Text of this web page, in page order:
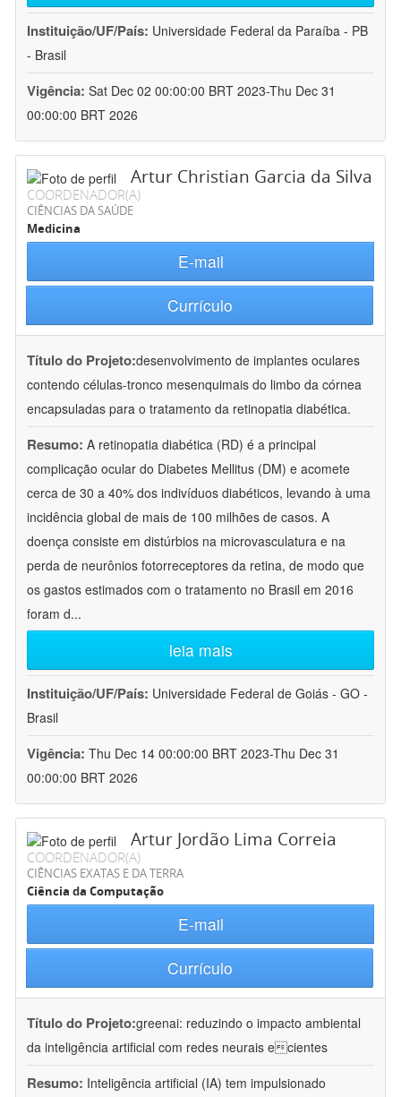
Instituição/UF/País: Universidade Federal da Paraíba - PB
- Brasil
Vigência: Sat Dec 02 00:00:00 BRT 2023-Thu Dec 31
00:00:00 BRT 2026
Artur Christian Garcia da Silva
COORDENADOR(A)
CIÊNCIAS DA SAÚDE
Medicina
E-mail
Currículo
Título do Projeto:desenvolvimento de implantes oculares
contendo células-tronco mesenquimais do limbo da córnea
encapsuladas para o tratamento da retinopatia diabética.
Resumo: A retinopatia diabética (RD) é a principal
complicação ocular do Diabetes Mellitus (DM) e acomete
cerca de 30 a 40% dos indivíduos diabéticos, levando à uma
incidência global de mais de 100 milhões de casos. A
doença consiste em distúrbios na microvasculatura e na
perda de neurônios fotorreceptores da retina, de modo que
os gastos estimados com o tratamento no Brasil em 2016
foram d...
leia mais
Instituição/UF/País: Universidade Federal de Goiás - GO -
Brasil
Vigência: Thu Dec 14 00:00:00 BRT 2023-Thu Dec 31
00:00:00 BRT 2026
Artur Jordão Lima Correia
COORDENADOR(A)
CIÊNCIAS EXATAS E DA TERRA
Ciência da Computação
E-mail
Currículo
Título do Projeto:greenai: reduzindo o impacto ambiental
da inteligência artificial com redes neurais ecientes
Resumo: Inteligência artificial (IA) tem impulsionado